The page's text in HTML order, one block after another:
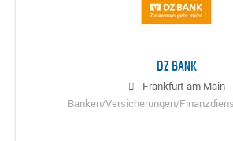
DZ BANK
Frankfurt am Main
Banken/Versicherungen/